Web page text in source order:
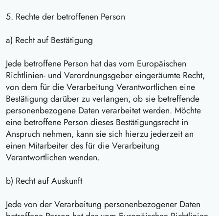
5. Rechte der betroffenen Person
a) Recht auf Bestätigung
Jede betroffene Person hat das vom Europäischen
Richtlinien- und Verordnungsgeber eingeräumte Recht,
von dem für die Verarbeitung Verantwortlichen eine
Bestätigung darüber zu verlangen, ob sie betreffende
personenbezogene Daten verarbeitet werden. Möchte
eine betroffene Person dieses Bestätigungsrecht in
Anspruch nehmen, kann sie sich hierzu jederzeit an
einen Mitarbeiter des für die Verarbeitung
Verantwortlichen wenden.
b) Recht auf Auskunft
Jede von der Verarbeitung personenbezogener Daten